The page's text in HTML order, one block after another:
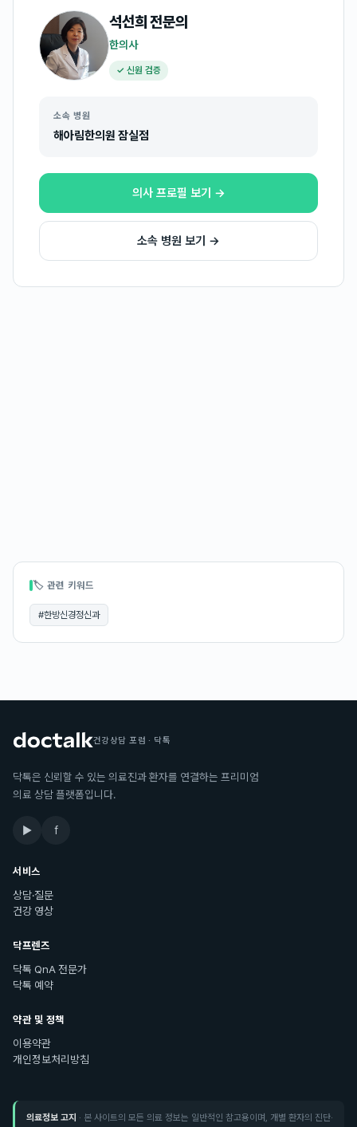
석선희전문의
한의사
✓ 신원 검증
소속 병원
해아림한의원 잠실점
의사 프로필 보기 →
소속 병원 보기 →
🏷 관련 키워드
#한방신경정신과
건강상담 포럼 · 닥톡
닥톡은 신뢰할 수 있는 의료진과 환자를 연결하는 프리미엄
의료 상담 플랫폼입니다.
▶ f
서비스
상담·질문
건강 영상
닥프렌즈
닥톡 QnA 전문가
닥톡 예약
약관 및 정책
이용약관
개인정보처리방침
의료정보 고지 · 본 사이트의 모든 의료 정보는 일반적인 참고용이며, 개별 환자의 진단·